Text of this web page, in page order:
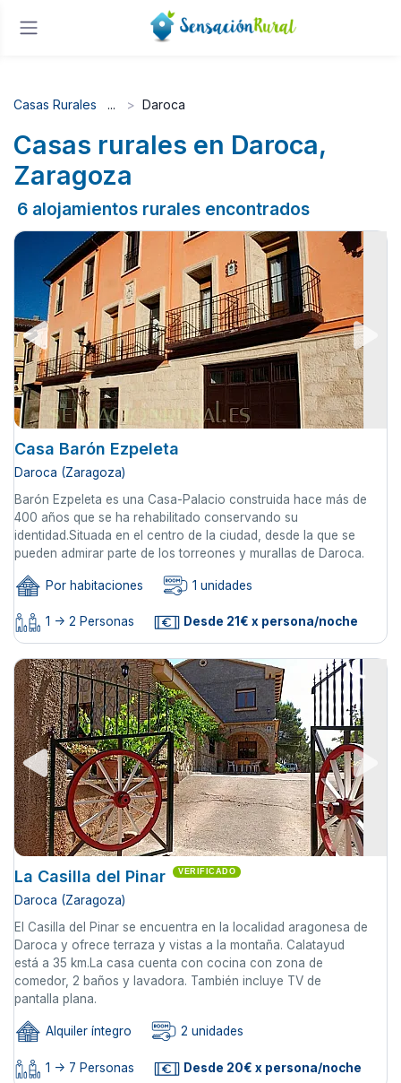
Casas Rurales Daroca
Casas rurales en Daroca,
Zaragoza
6 alojamientos rurales encontrados
Casa Barón Ezpeleta
Daroca (Zaragoza)
Barón Ezpeleta es una Casa-Palacio construida hace más de
400 años que se ha rehabilitado conservando su
identidad.Situada en el centro de la ciudad, desde la que se
pueden admirar parte de los torreones y murallas de Daroca.
Por habitaciones 1 unidades
1 -> 2 Personas Desde 21€ x persona/noche
La Casilla del Pinar VERIFICADO
Daroca (Zaragoza)
El Casilla del Pinar se encuentra en la localidad aragonesa de
Daroca y ofrece terraza y vistas a la montaña. Calatayud
está a 35 km.La casa cuenta con cocina con zona de
comedor, 2 baños y lavadora. También incluye TV de
pantalla plana.
Alquiler íntegro 2 unidades
1 -> 7 Personas Desde 20€ x persona/noche